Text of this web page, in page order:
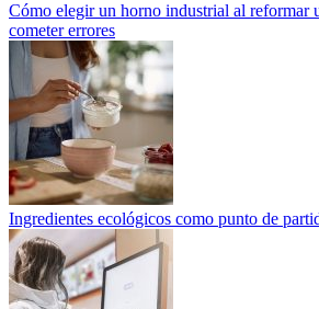
Cómo elegir un horno industrial al reformar
cometer errores
Ingredientes ecológicos como punto de